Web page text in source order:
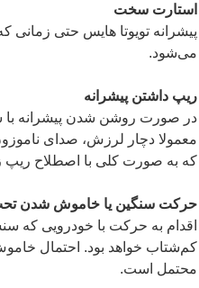
استارت سخت
پیشرانه تویوتا هایس حتی زمانی
می‌شود.
ریپ داشتن پیشرانه
در صورت روشن شدن پیشرانه با
معمولا دچار لرزش، صدای
که به صورت کلی با اصطلاح ریپ
حرکت سنگین یا خاموش شدن
اقدام به حرکت با خودرویی که
کم‌شتاب خواهد بود. احتمال
محتمل است.